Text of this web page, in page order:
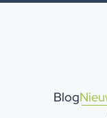
Blog